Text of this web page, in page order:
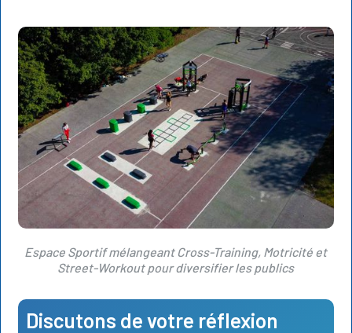
Espace Sportif mélangeant Cross-Training, Motricité et
Street-Workout pour diversifier les publics
Discutons de votre réflexion